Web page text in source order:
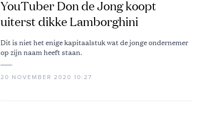
YouTuber Don de Jong koopt
uiterst dikke Lamborghini
Dit is niet het enige kapitaalstuk wat de jonge ondernemer
op zijn naam heeft staan.
20 NOVEMBER 2020 10:27